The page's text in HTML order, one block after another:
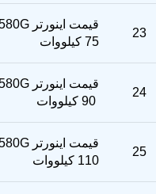
23
75 کیلووات
24
25
110 کیلووات